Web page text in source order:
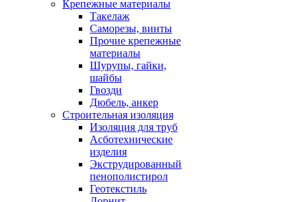
Крепежные материалы
Такелаж
Саморезы, винты
Прочие крепежные
материалы
Шурупы, гайки,
шайбы
Гвозди
Дюбель, анкер
Строительная изоляция
Изоляция для труб
Асботехнические
изделия
Экструдированный
пенополистирол
Геотекстиль